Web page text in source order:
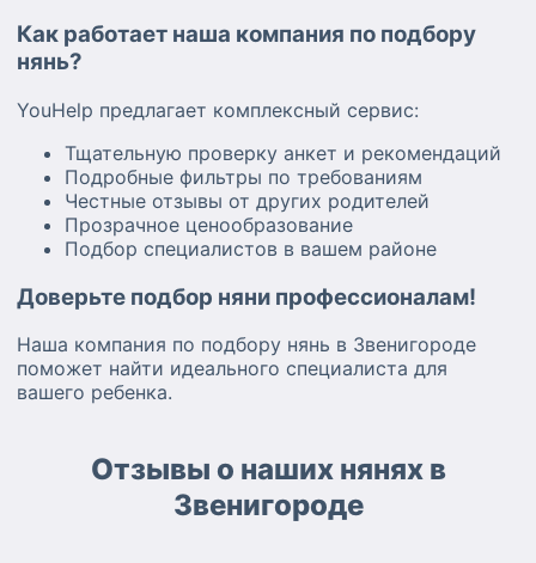
Как работает наша компания по подбору
нянь?
YouHelp предлагает комплексный сервис:
Тщательную проверку анкет и рекомендаций
Подробные фильтры по требованиям
Честные отзывы от других родителей
Прозрачное ценообразование
Подбор специалистов в вашем районе
Доверьте подбор няни профессионалам!
Наша компания по подбору нянь в Звенигороде
поможет найти идеального специалиста для
вашего ребенка.
Отзывы о наших нянях в
Звенигороде